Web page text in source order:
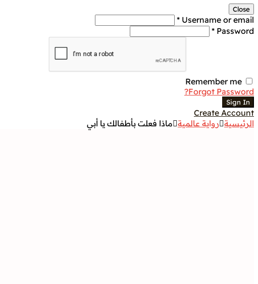
Close
Username or email *
Password *
Remember me
Forgot Password?
Sign In
Create Account
الرئيسية رواية عالمية ماذا فعلت بأطفالك يا أبي